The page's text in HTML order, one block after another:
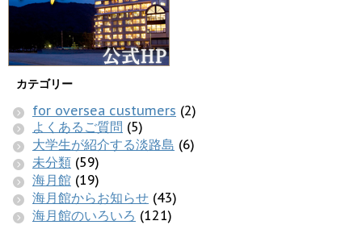
カテゴリー
for oversea custumers (2)
よくあるご質問 (5)
大学生が紹介する淡路島 (6)
未分類 (59)
海月館 (19)
海月館からお知らせ (43)
海月館のいろいろ (121)